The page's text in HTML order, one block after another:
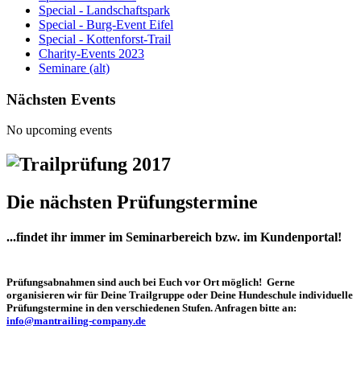
Special - Landschaftspark
Special - Burg-Event Eifel
Special - Kottenforst-Trail
Charity-Events 2023
Seminare (alt)
Nächsten Events
No upcoming events
Die nächsten Prüfungstermine
...findet ihr immer im Seminarbereich bzw. im Kundenportal!
Prüfungsabnahmen sind auch bei Euch vor Ort möglich! Gerne
organisieren wir für Deine Trailgruppe oder Deine Hundeschule individuelle
Prüfungstermine in den verschiedenen Stufen. Anfragen bitte an:
info@mantrailing-company.de